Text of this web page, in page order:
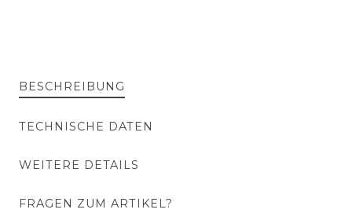
BESCHREIBUNG
TECHNISCHE DATEN
WEITERE DETAILS
FRAGEN ZUM ARTIKEL?